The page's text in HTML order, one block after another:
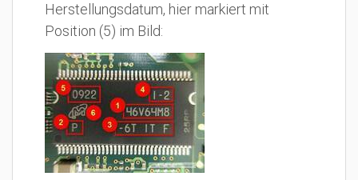
Herstellungsdatum, hier markiert mit
Position (5) im Bild: